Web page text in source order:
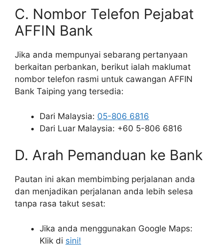
C. Nombor Telefon Pejabat
AFFIN Bank
Jika anda mempunyai sebarang pertanyaan
berkaitan perbankan, berikut ialah maklumat
nombor telefon rasmi untuk cawangan AFFIN
Bank Taiping yang tersedia:
Dari Malaysia: 05-806 6816
Dari Luar Malaysia: +60 5-806 6816
D. Arah Pemanduan ke Bank
Pautan ini akan membimbing perjalanan anda
dan menjadikan perjalanan anda lebih selesa
tanpa rasa takut sesat:
Jika anda menggunakan Google Maps:
Klik di sini!